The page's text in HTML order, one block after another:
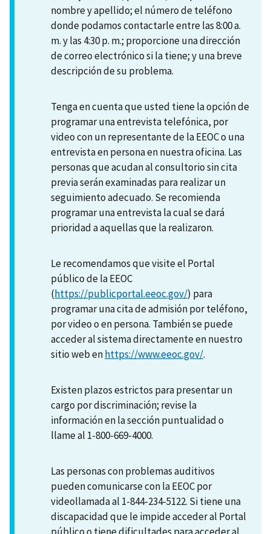
nombre y apellido; el número de teléfono
donde podamos contactarle entre las 8:00 a.
m. y las 4:30 p. m.; proporcione una dirección
de correo electrónico si la tiene; y una breve
descripción de su problema.
Tenga en cuenta que usted tiene la opción de
programar una entrevista telefónica, por
video con un representante de la EEOC o una
entrevista en persona en nuestra oficina. Las
personas que acudan al consultorio sin cita
previa serán examinadas para realizar un
seguimiento adecuado. Se recomienda
programar una entrevista la cual se dará
prioridad a aquellas que la realizaron.
Le recomendamos que visite el Portal
público de la EEOC
(https://publicportal.eeoc.gov/) para
programar una cita de admisión por teléfono,
por video o en persona. También se puede
acceder al sistema directamente en nuestro
sitio web enhttps://www.eeoc.gov/.
Existen plazos estrictos para presentar un
cargo por discriminación; revise la
información en la sección puntualidad o
llame al 1-800-669-4000.
Las personas con problemas auditivos
pueden comunicarse con la EEOC por
videollamada al 1-844-234-5122. Si tiene una
discapacidad que le impide acceder al Portal
público o tiene dificultades para acceder al